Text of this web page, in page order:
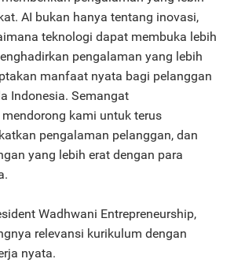
AI bukan hanya tentang inovasi,
teknologi dapat membuka lebih
pengalaman yang lebih
manfaat nyata bagi pelanggan
Indonesia. Semangat
kami untuk terus
pengalaman pelanggan, dan
yang lebih erat dengan para
Wadhwani Entrepreneurship,
relevansi kurikulum dengan
nyata.